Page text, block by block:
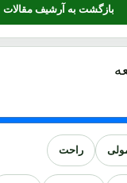
بازگشت به آرشیف مقالات
راحت